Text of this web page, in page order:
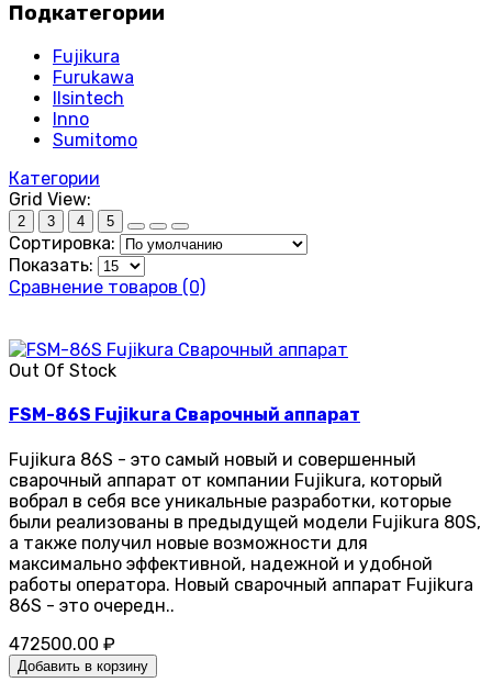
Подкатегории
Fujikura
Furukawa
Ilsintech
Inno
Sumitomo
Категории
Grid View:
2 3 4 5
Сортировка:
Показать:
Сравнение товаров (0)
Out Of Stock
FSM-86S Fujikura Сварочный аппарат
Fujikura 86S - это самый новый и совершенный
сварочный аппарат от компании Fujikura, который
вобрал в себя все уникальные разработки, которые
были реализованы в предыдущей модели Fujikura 80S,
а также получил новые возможности для
максимально эффективной, надежной и удобной
работы оператора. Новый сварочный аппарат Fujikura
86S - это очередн..
472500.00 ₽
Добавить в корзину